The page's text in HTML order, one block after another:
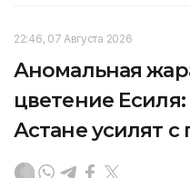
22:46, 07 Августа 2026
Аномальная
цветение
Астане усилят